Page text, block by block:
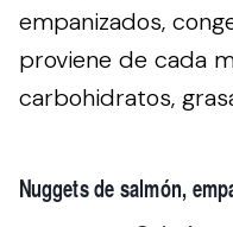
empanizados,
proviene de cada
carbohidratos,